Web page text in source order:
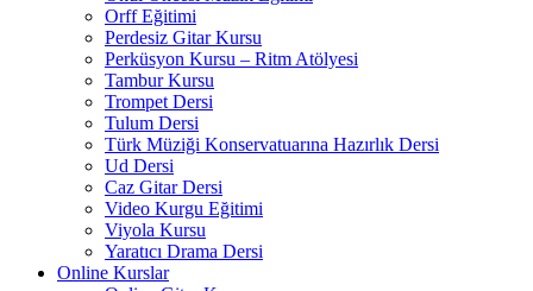
Orff Eğitimi
Perdesiz Gitar Kursu
Perküsyon Kursu – Ritm Atölyesi
Tambur Kursu
Trompet Dersi
Tulum Dersi
Türk Müziği Konservatuarına Hazırlık Dersi
Ud Dersi
Caz Gitar Dersi
Video Kurgu Eğitimi
Viyola Kursu
Yaratıcı Drama Dersi
Online Kurslar